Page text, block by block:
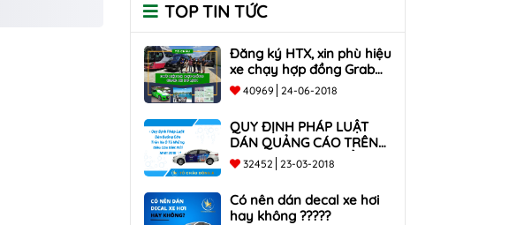
TOP TIN TỨC
Đăng ký HTX, xin phù hiệu
xe chạy hợp đồng Grab
taxi, Xe Du Lịch Tại Hồ Chí
Minh Giá Rẻ
40969 24-06-2018
QUY ĐỊNH PHÁP LUẬT
DÁN QUẢNG CÁO TRÊN
XE Ô TÔ NHỮNG ĐIỀU
CẦN BIẾT mới nhất 2018
???
32452 23-03-2018
Có nên dán decal xe hơi
hay không ?????